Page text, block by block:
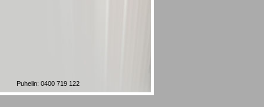
Puhelin: 0400 719 122